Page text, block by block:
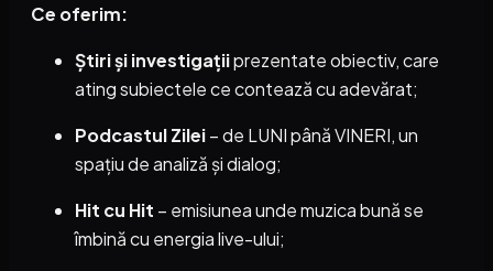
Ce oferim:
Știri și investigațiiprezentate obiectiv, care
ating subiectele ce contează cu adevărat;
Podcastul Zilei– de LUNI până VINERI, un
spațiu de analiză și dialog;
Hit cu Hit – emisiunea unde muzica bună se
îmbină cu energia live-ului;